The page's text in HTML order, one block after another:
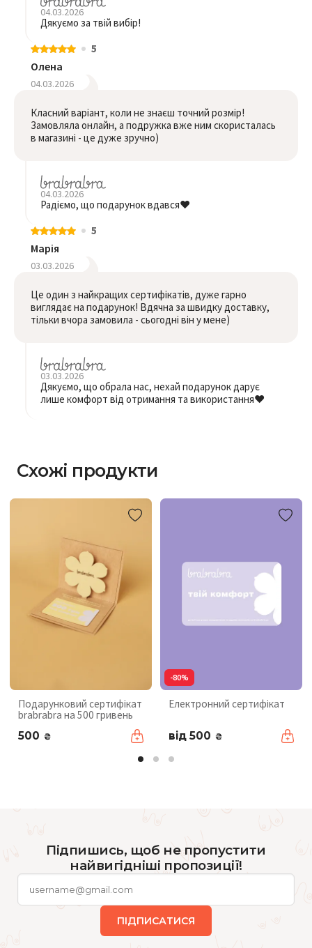
04.03.2026
Дякуємо за твій вибір!
5
Олена
04.03.2026
Класний варіант, коли не знаєш точний розмір!
Замовляла онлайн, а подружка вже ним скористалась
в магазині - це дуже зручно)
04.03.2026
Радіємо, що подарунок вдався❤️
5
Марія
03.03.2026
Це один з найкращих сертифікатів, дуже гарно
виглядає на подарунок! Вдячна за швидку доставку,
тільки вчора замовила - сьогодні він у мене)
03.03.2026
Дякуємо, що обрала нас, нехай подарунок дарує
лише комфорт від отримання та використання❤️
Схожі продукти
Подарунковий сертифікат
brabrabra на 500 гривень
500 ₴
-80%
Електронний сертифікат
від 500 ₴
Підпишись, щоб не пропустити
найвигідніші пропозиції!
ПІДПИСАТИСЯ